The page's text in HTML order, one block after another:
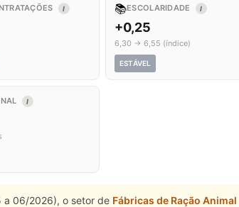
I 📚ESCOLARIDADE I
+0,25
6,30 → 6,55 (índice)
ESTÁVEL
I
a 06/2026), o setor de Fábricas de Ração Animal